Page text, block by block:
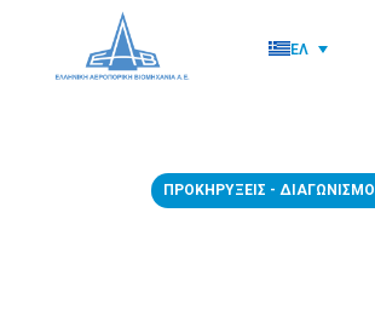
ΕΛ
ΠΡΟΚΗΡΎΞΕΙΣ - ΔΙΑΓΩΝΙΣΜΟΊ